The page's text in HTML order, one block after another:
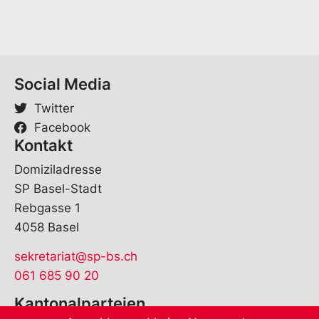
Social Media
Twitter
Facebook
Kontakt
Domiziladresse
SP Basel-Stadt
Rebgasse 1
4058 Basel
sekretariat@sp-bs.ch
061 685 90 20
Kantonalparteien